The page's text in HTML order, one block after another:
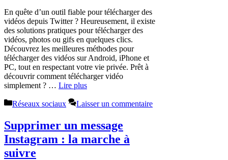
En quête d’un outil fiable pour télécharger des
vidéos depuis Twitter ? Heureusement, il existe
des solutions pratiques pour télécharger des
vidéos, photos ou gifs en quelques clics.
Découvrez les meilleures méthodes pour
télécharger des vidéos sur Android, iPhone et
PC, tout en respectant votre vie privée. Prêt à
découvrir comment télécharger vidéo
simplement ? … Lire plus
Catégories
Réseaux sociaux Laisser un commentaire
Supprimer un message
Instagram : la marche à
suivre